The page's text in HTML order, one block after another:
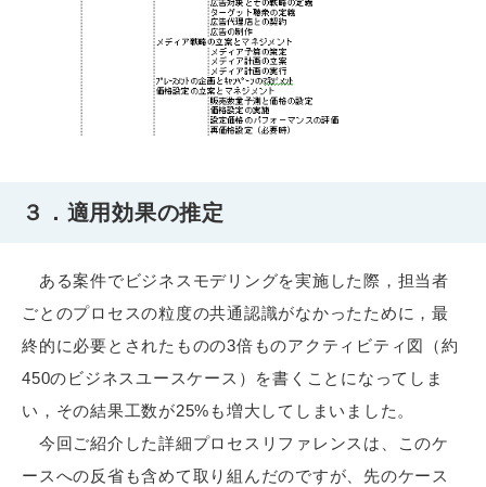
３．適用効果の推定
ある案件でビジネスモデリングを実施した際，担当者
ごとのプロセスの粒度の共通認識がなかったために，最
終的に必要とされたものの3倍ものアクティビティ図（約
450のビジネスユースケース）を書くことになってしま
い，その結果工数が25%も増大してしまいました。
今回ご紹介した詳細プロセスリファレンスは、このケ
ースへの反省も含めて取り組んだのですが、先のケース